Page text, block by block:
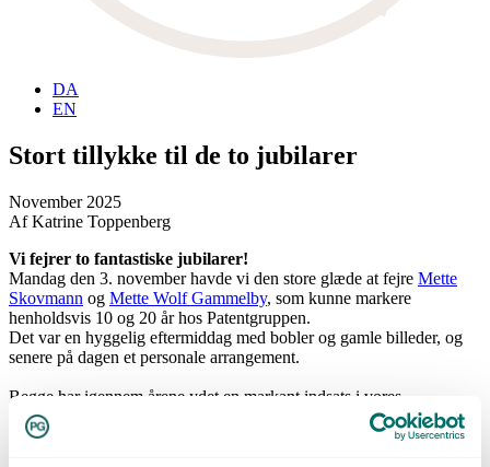
DA
EN
Stort tillykke til de to jubilarer
November 2025
Af Katrine Toppenberg
Vi fejrer to fantastiske jubilarer!
Mandag den 3. november havde vi den store glæde at fejre Mette
Skovmann og Mette Wolf Gammelby, som kunne markere
henholdsvis 10 og 20 år hos Patentgruppen.
Det var en hyggelig eftermiddag med bobler og gamle billeder, og
senere på dagen et personale arrangement.
Begge har igennem årene ydet en markant indsats i vores
patentadministrator-team. Med deres dedikation, præcision og store
faglighed har de været med til at sikre høj kvalitet og stabilitet i